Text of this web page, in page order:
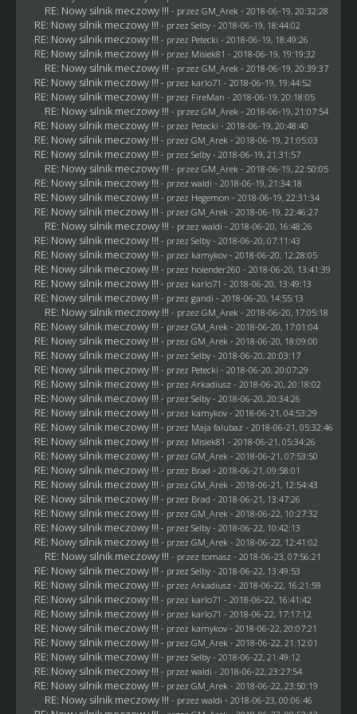
RE: Nowy silnik meczowy !!! - przez GM_Arek - 2018-06-19, 20:32:28
RE: Nowy silnik meczowy !!! - przez Selby- 2018-06-19, 18:44:02
RE: Nowy silnik meczowy !!! - przez Petecki - 2018-06-19, 18:49:26
RE: Nowy silnik meczowy !!! - przez Misiek81 - 2018-06-19, 19:19:32
RE: Nowy silnik meczowy !!! - przez GM_Arek - 2018-06-19, 20:39:37
RE: Nowy silnik meczowy !!! - przez karlo71 - 2018-06-19, 19:44:52
RE: Nowy silnik meczowy !!! - przez FireMan - 2018-06-19, 20:18:05
RE: Nowy silnik meczowy !!! - przez GM_Arek - 2018-06-19, 21:07:54
RE: Nowy silnik meczowy !!! - przez Petecki - 2018-06-19, 20:48:40
RE: Nowy silnik meczowy !!! - przez GM_Arek - 2018-06-19, 21:05:03
RE: Nowy silnik meczowy !!! - przez Selby- 2018-06-19, 21:31:57
RE: Nowy silnik meczowy !!! - przez GM_Arek - 2018-06-19, 22:50:05
RE: Nowy silnik meczowy !!! - przez waldi - 2018-06-19, 21:34:18
RE: Nowy silnik meczowy !!! - przez Hegemon - 2018-06-19, 22:31:34
RE: Nowy silnik meczowy !!! - przez GM_Arek - 2018-06-19, 22:46:27
RE: Nowy silnik meczowy !!! - przez waldi - 2018-06-20, 16:48:26
RE: Nowy silnik meczowy !!! - przez Selby- 2018-06-20, 07:11:43
RE: Nowy silnik meczowy !!! - przez kamykov- 2018-06-20, 12:28:05
RE: Nowy silnik meczowy !!! - przez holender260 - 2018-06-20, 13:41:39
RE: Nowy silnik meczowy !!! - przez karlo71 - 2018-06-20, 13:49:13
RE: Nowy silnik meczowy !!! - przez gandi - 2018-06-20, 14:55:13
RE: Nowy silnik meczowy !!! - przez GM_Arek - 2018-06-20, 17:05:18
RE: Nowy silnik meczowy !!! - przez GM_Arek - 2018-06-20, 17:01:04
RE: Nowy silnik meczowy !!! - przez GM_Arek - 2018-06-20, 18:09:00
RE: Nowy silnik meczowy !!! - przez Selby- 2018-06-20, 20:03:17
RE: Nowy silnik meczowy !!! - przez Petecki - 2018-06-20, 20:07:29
RE: Nowy silnik meczowy !!! - przez Arkadiusz - 2018-06-20, 20:18:02
RE: Nowy silnik meczowy !!! - przez Selby- 2018-06-20, 20:34:26
RE: Nowy silnik meczowy !!! - przez kamykov- 2018-06-21, 04:53:29
RE: Nowy silnik meczowy !!! - przez Maja falubaz - 2018-06-21, 05:32:46
RE: Nowy silnik meczowy !!! - przez Misiek81 - 2018-06-21, 05:34:26
RE: Nowy silnik meczowy !!! - przez GM_Arek - 2018-06-21, 07:53:50
RE: Nowy silnik meczowy !!! - przez Brad - 2018-06-21, 09:58:01
RE: Nowy silnik meczowy !!! - przez GM_Arek - 2018-06-21, 12:54:43
RE: Nowy silnik meczowy !!! - przez Brad - 2018-06-21, 13:47:26
RE: Nowy silnik meczowy !!! - przez GM_Arek - 2018-06-22, 10:27:32
RE: Nowy silnik meczowy !!! - przez Selby- 2018-06-22, 10:42:13
RE: Nowy silnik meczowy !!! - przez GM_Arek - 2018-06-22, 12:41:02
RE: Nowy silnik meczowy !!! - przez tomasz - 2018-06-23, 07:56:21
RE: Nowy silnik meczowy !!! - przez Selby- 2018-06-22, 13:49:53
RE: Nowy silnik meczowy !!! - przez Arkadiusz - 2018-06-22, 16:21:59
RE: Nowy silnik meczowy !!! - przez karlo71 - 2018-06-22, 16:41:42
RE: Nowy silnik meczowy !!! - przez karlo71 - 2018-06-22, 17:17:12
RE: Nowy silnik meczowy !!! - przez kamykov- 2018-06-22, 20:07:21
RE: Nowy silnik meczowy !!! - przez GM_Arek - 2018-06-22, 21:12:01
RE: Nowy silnik meczowy !!! - przez Selby- 2018-06-22, 21:49:12
RE: Nowy silnik meczowy !!! - przez waldi - 2018-06-22, 23:27:54
RE: Nowy silnik meczowy !!! - przez GM_Arek - 2018-06-22, 23:50:19
RE: Nowy silnik meczowy !!! - przez waldi - 2018-06-23, 00:06:46